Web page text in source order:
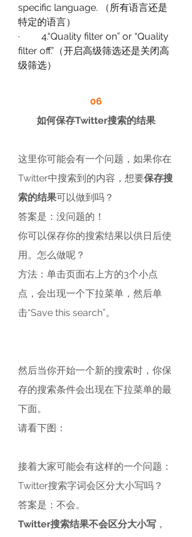
specific language. （所有语言还是
特定的语言）
·         4.“Quality filter on” or “Quality
filter off.”（开启高级筛选还是关闭高
级筛选）
06
如何保存Twitter搜索的结果
这里你可能会有一个问题，如果你在
Twitter中搜索到的内容，想要保存搜
索的结果可以做到吗？
答案是：没问题的！
你可以保存你的搜索结果以供日后使
用。怎么做呢？
方法：单击页面右上方的3个小点
点，会出现一个下拉菜单，然后单
击“Save this search”。
然后当你开始一个新的搜索时，你保
存的搜索条件会出现在下拉菜单的最
下面。
请看下图：
接着大家可能会有这样的一个问题：
Twitter搜索字词会区分大小写吗？
答案是：不会。
Twitter搜索结果不会区分大小写 ，